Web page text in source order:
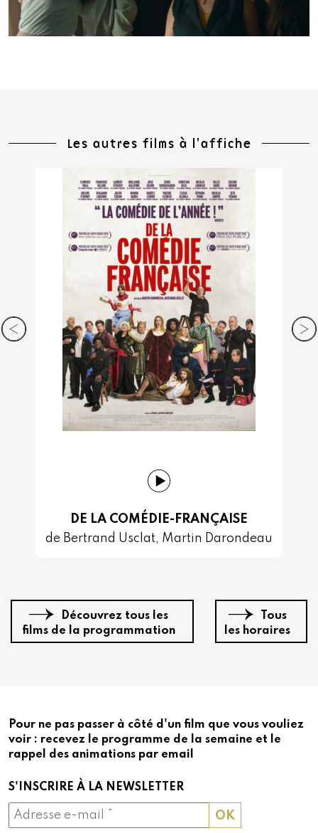
Les autres films à l'affiche
DE LA COMÉDIE-FRANÇAISE
de Bertrand Usclat, Martin Darondeau
Découvrez tous les
films de la programmation
Tous
les horaires
Pour ne pas passer à côté d'un film que vous vouliez
voir : recevez le programme de la semaine et le
rappel des animations par email
S'INSCRIRE À LA NEWSLETTER